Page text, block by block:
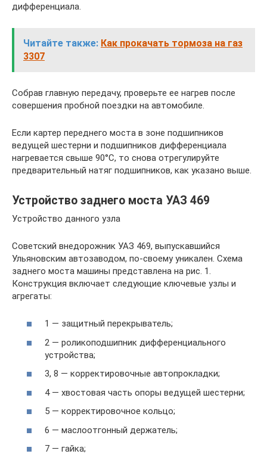
дифференциала.
Читайте также: Как прокачать тормоза на газ
3307
Собрав главную передачу, проверьте ее нагрев после
совершения пробной поездки на автомобиле.
Если картер переднего моста в зоне подшипников
ведущей шестерни и подшипников дифференциала
нагревается свыше 90°С, то снова отрегулируйте
предварительный натяг подшипников, как указано выше.
Устройство заднего моста УАЗ 469
Устройство данного узла
Советский внедорожник УАЗ 469, выпускавшийся
Ульяновским автозаводом, по-своему уникален. Схема
заднего моста машины представлена на рис. 1.
Конструкция включает следующие ключевые узлы и
агрегаты:
1 — защитный перекрыватель;
2 — роликоподшипник дифференциального
устройства;
3, 8 — корректировочные автопрокладки;
4 — хвостовая часть опоры ведущей шестерни;
5 — корректировочное кольцо;
6 — маслоотгонный держатель;
7 — гайка;